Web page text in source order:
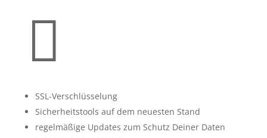

SSL-Verschlüsselung
Sicherheitstools auf dem neuesten Stand
regelmäßige Updates zum Schutz Deiner Daten